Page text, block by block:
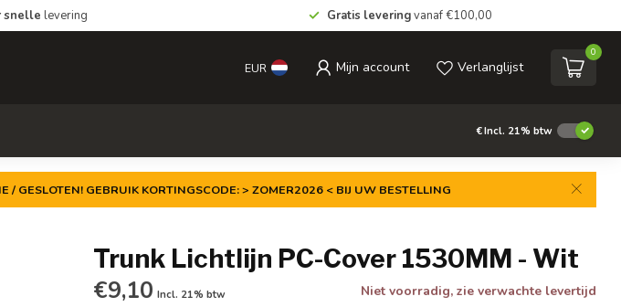
snelle levering Gratis leveringvanaf €100,00
EUR Mijn account Verlanglijst
0
€Incl. 21% btw
GESLOTEN! GEBRUIK KORTINGSCODE: > ZOMER2026 < BIJ UW BESTELLING
Trunk Lichtlijn PC-Cover 1530MM - Wit
€9,10 Incl. 21% btw Niet voorradig, zie verwachte levertijd